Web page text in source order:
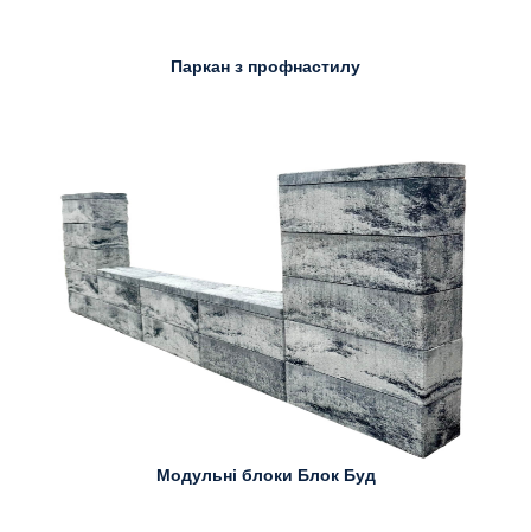
Паркан з профнастилу
Модульні блоки Блок Буд